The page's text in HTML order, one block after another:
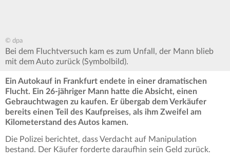
© dpa
Bei dem Fluchtversuch kam es zum Unfall, der Mann blieb
mit dem Auto zurück (Symbolbild).
Ein Autokauf in Frankfurt endete in einer dramatischen
Flucht. Ein 26-jähriger Mann hatte die Absicht, einen
Gebrauchtwagen zu kaufen. Er übergab dem Verkäufer
bereits einen Teil des Kaufpreises, als ihm Zweifel am
Kilometerstand des Autos kamen.
Die Polizei berichtet, dass Verdacht auf Manipulation
bestand. Der Käufer forderte daraufhin sein Geld zurück.